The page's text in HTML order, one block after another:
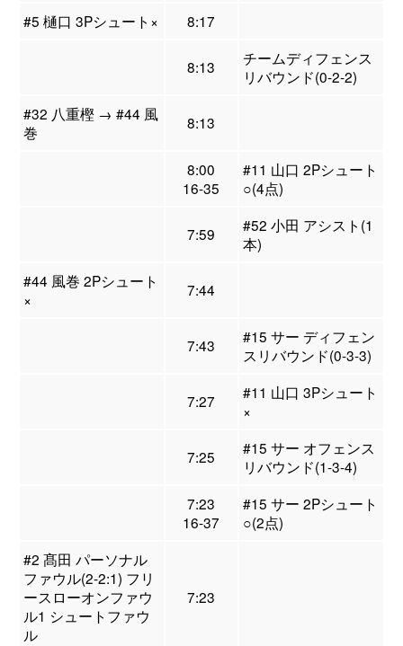
#5 樋口 3Pシュート× 8:17
8:13
チームディフェンス
リバウンド(0-2-2)
#32 八重樫 → #44 風
巻
8:13
8:00
16-35
#11 山口 2Pシュート
○(4点)
7:59
#52 小田 アシスト(1
本)
#44 風巻 2Pシュート
×
7:44
7:43
#15 サー ディフェン
スリバウンド(0-3-3)
7:27
#11 山口 3Pシュート
×
7:25
#15 サー オフェンス
リバウンド(1-3-4)
7:23
16-37
#15 サー 2Pシュート
○(2点)
#2 髙田 パーソナル
ファウル(2-2:1) フリ
ースローオンファウ
ル1 シュートファウ
ル
7:23